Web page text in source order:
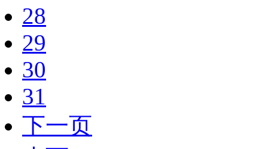
28
29
30
31
下一页